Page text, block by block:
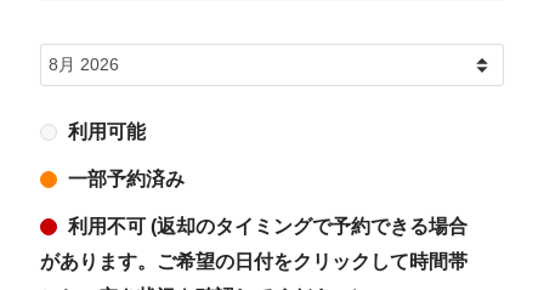
利用可能
一部予約済み
利用不可 (返却のタイミングで予約できる場合
があります。ご希望の日付をクリックして時間帯